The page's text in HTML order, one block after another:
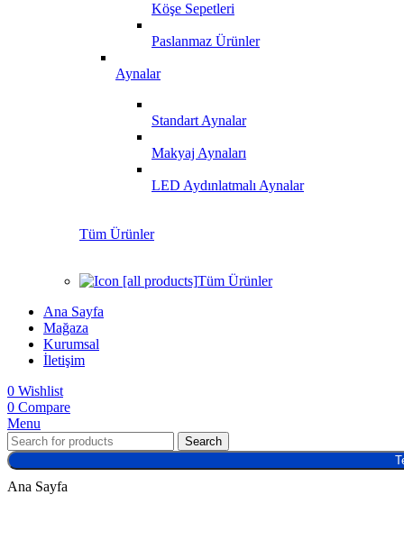
Köşe Sepetleri
Paslanmaz Ürünler
Aynalar
Standart Aynalar
Makyaj Aynaları
LED Aydınlatmalı Aynalar
Tüm Ürünler
Tüm Ürünler
Ana Sayfa
Mağaza
Kurumsal
İletişim
0 Wishlist
0 Compare
Menu
Search
Ana Sayfa